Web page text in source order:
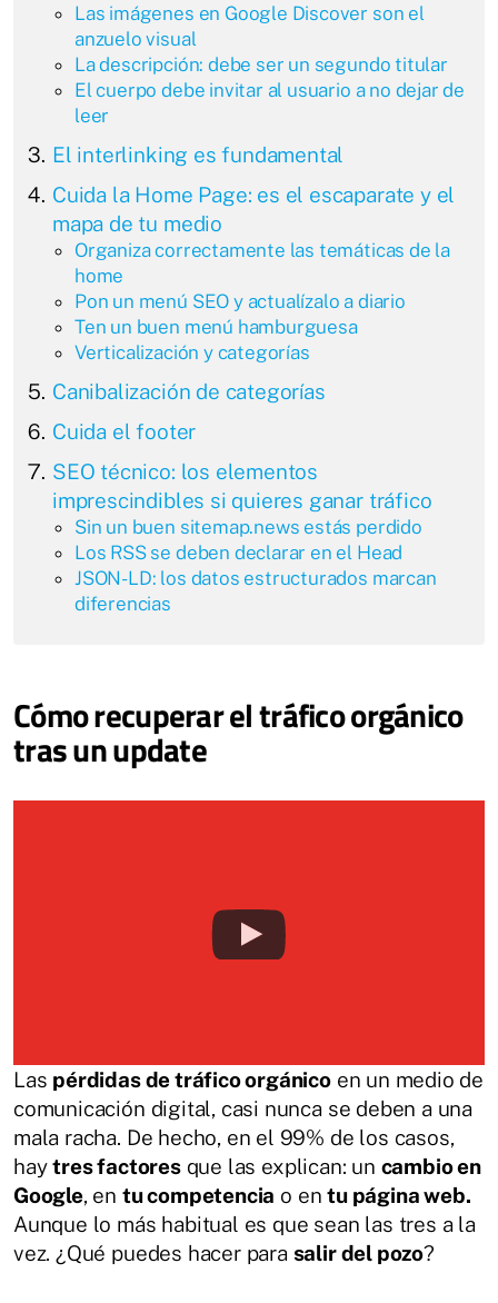
Las imágenes en Google Discover son el
anzuelo visual
La descripción: debe ser un segundo titular
El cuerpo debe invitar al usuario a no dejar de
leer
El interlinking es fundamental
Cuida la Home Page: es el escaparate y el
mapa de tu medio
Organiza correctamente las temáticas de la
home
Pon un menú SEO y actualízalo a diario
Ten un buen menú hamburguesa
Verticalización y categorías
Canibalización de categorías
Cuida el footer
SEO técnico: los elementos
imprescindibles si quieres ganar tráfico
Sin un buen sitemap.news estás perdido
Los RSS se deben declarar en el Head
JSON-LD: los datos estructurados marcan
diferencias
Cómo recuperar el tráfico orgánico
tras un update
Las pérdidas de tráfico orgánicoen un medio de
comunicación digital, casi nunca se deben a una
mala racha. De hecho, en el 99% de los casos,
haytres factoresque las explican: un cambio en
Google, en tu competencia o entu página web.
Aunque lo más habitual es que sean las tres a la
vez. ¿Qué puedes hacer para salir del pozo?